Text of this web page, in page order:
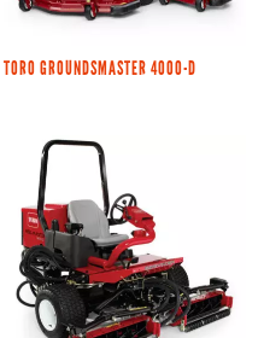
TORO GROUNDSMASTER 4000-D